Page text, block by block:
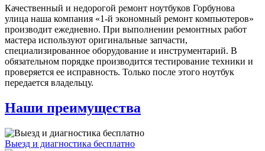
Качественный и недорогой ремонт ноутбуков Горбунова
улица наша компания «1-й экономный ремонт компьютеров»
производит ежедневно. При выполнении ремонтных работ
мастера используют оригинальные запчасти,
специализированное оборудование и инструментарий. В
обязательном порядке производится тестирование техники и
проверяется ее исправность. Только после этого ноутбук
передается владельцу.
Наши преимущества
Выезд и диагностика бесплатно